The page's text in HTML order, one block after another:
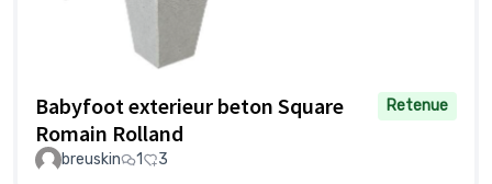
Babyfoot exterieur beton Square
Romain Rolland
Retenue
breuskin 1 3